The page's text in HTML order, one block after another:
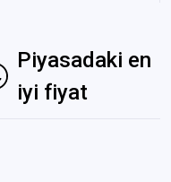
Piyasadaki en
iyi fiyat